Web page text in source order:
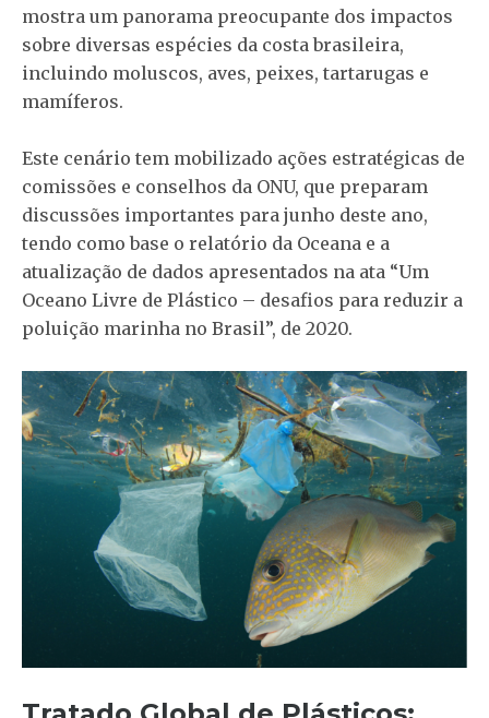
mostra um panorama preocupante dos impactos
sobre diversas espécies da costa brasileira,
incluindo moluscos, aves, peixes, tartarugas e
mamíferos.
Este cenário tem mobilizado ações estratégicas de
comissões e conselhos da ONU, que preparam
discussões importantes para junho deste ano,
tendo como base o relatório da Oceana e a
atualização de dados apresentados na ata “Um
Oceano Livre de Plástico – desafios para reduzir a
poluição marinha no Brasil”, de 2020.